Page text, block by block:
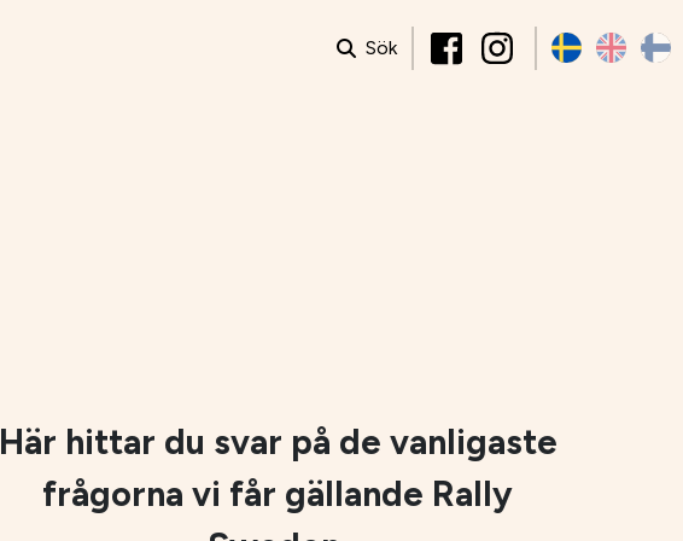
Sök
Här hittar du svar på de vanligaste
frågorna vi får gällande Rally